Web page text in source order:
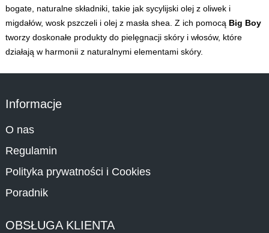
bogate, naturalne składniki, takie jak sycylijski olej z oliwek i
migdałów, wosk pszczeli i olej z masła shea. Z ich pomocą Big Boy
tworzy doskonałe produkty do pielęgnacji skóry i włosów, które
działają w harmonii z naturalnymi elementami skóry.
Informacje
O nas
Regulamin
Polityka prywatności i Cookies
Poradnik
OBSŁUGA KLIENTA